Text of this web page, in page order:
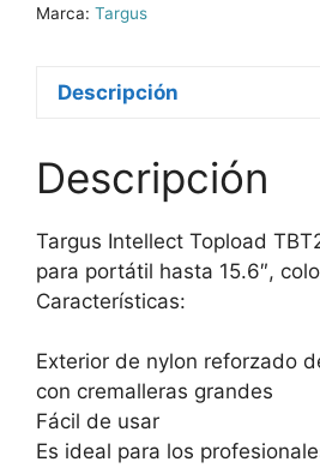
Marca: Targus
Descripción
Descripción
Targus Intellect Topload
para portátil hasta 15.6″,
Características:
Exterior de nylon reforzado
con cremalleras grandes
Fácil de usar
Es ideal para los